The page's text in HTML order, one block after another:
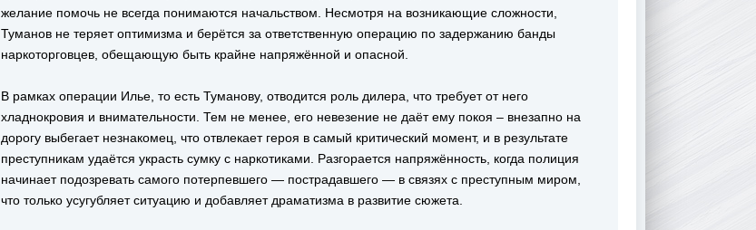
желание помочь не всегда понимаются начальством. Несмотря на возникающие сложности,
Туманов не теряет оптимизма и берётся за ответственную операцию по задержанию банды
наркоторговцев, обещающую быть крайне напряжённой и опасной.
В рамках операции Илье, то есть Туманову, отводится роль дилера, что требует от него
хладнокровия и внимательности. Тем не менее, его невезение не даёт ему покоя – внезапно на
дорогу выбегает незнакомец, что отвлекает героя в самый критический момент, и в результате
преступникам удаётся украсть сумку с наркотиками. Разгорается напряжённость, когда полиция
начинает подозревать самого потерпевшего — пострадавшего — в связях с преступным миром,
что только усугубляет ситуацию и добавляет драматизма в развитие сюжета.